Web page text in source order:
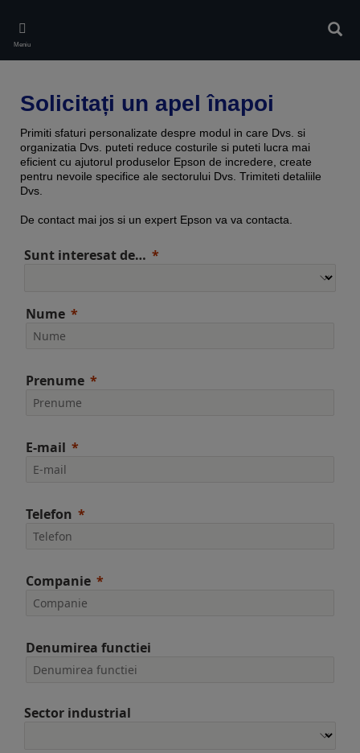
main
content
Meniu
Solicitați un apel înapoi
Primiti sfaturi personalizate despre modul in care Dvs. si
organizatia Dvs. puteti reduce costurile si puteti lucra mai
eficient cu ajutorul produselor Epson de incredere, create
pentru nevoile specifice ale sectorului Dvs. Trimiteti detaliile
Dvs.
De contact mai jos si un expert Epson va va contacta.
Sunt interesat de…
Nume
Prenume
E-mail
Telefon
Companie
Denumirea functiei
Sector industrial